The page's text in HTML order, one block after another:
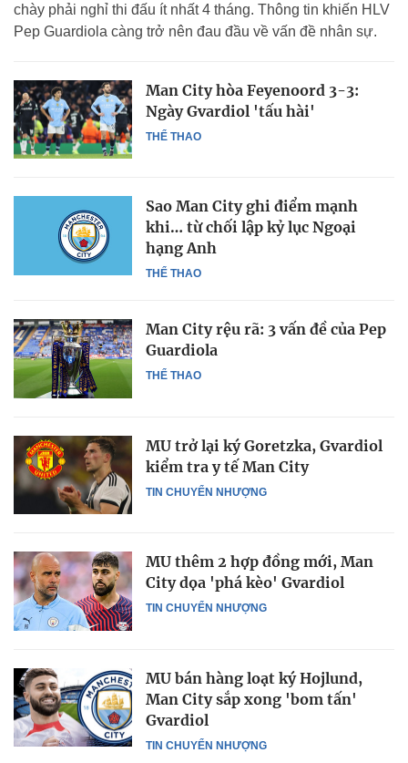
chày phải nghỉ thi đấu ít nhất 4 tháng. Thông tin khiến HLV
Pep Guardiola càng trở nên đau đầu về vấn đề nhân sự.
THỂ THAO
Man City hòa Feyenoord 3-3:
Ngày Gvardiol 'tấu hài'
THỂ THAO
Sao Man City ghi điểm mạnh
khi… từ chối lập kỷ lục Ngoại
hạng Anh
THỂ THAO
Man City rệu rã: 3 vấn đề của Pep
Guardiola
TIN CHUYỂN NHƯỢNG
MU trở lại ký Goretzka, Gvardiol
kiểm tra y tế Man City
TIN CHUYỂN NHƯỢNG
MU thêm 2 hợp đồng mới, Man
City dọa 'phá kèo' Gvardiol
TIN CHUYỂN NHƯỢNG
MU bán hàng loạt ký Hojlund,
Man City sắp xong 'bom tấn'
Gvardiol